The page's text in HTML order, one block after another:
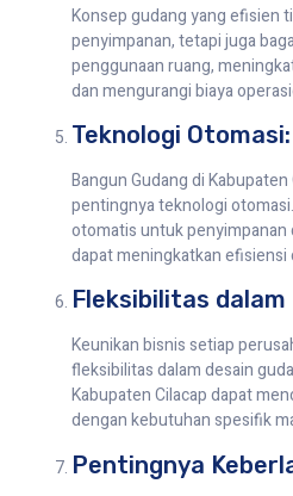
Konsep gudang yang efisien
penyimpanan, tetapi juga
penggunaan ruang,
dan mengurangi biaya
Teknologi Otomasi:
Bangun Gudang di
pentingnya teknologi
otomatis untuk penyimpanan
dapat meningkatkan efisiensi
Fleksibilitas dalam
Keunikan bisnis setiap
fleksibilitas dalam desain
Kabupaten Cilacap dapat
dengan kebutuhan spesifik
Pentingnya